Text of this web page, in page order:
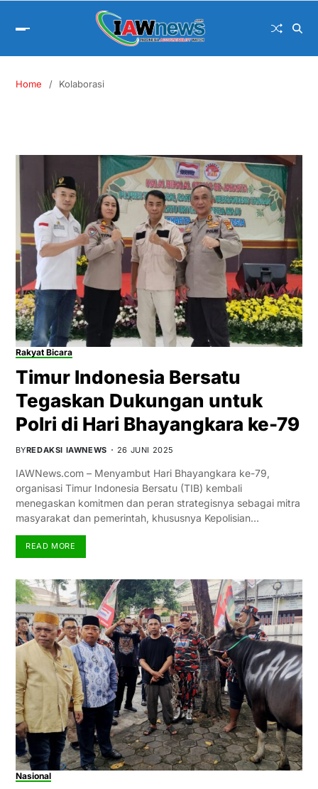
Home Kolaborasi
Rakyat Bicara
Timur Indonesia Bersatu
Tegaskan Dukungan untuk
Polri di Hari Bhayangkara ke-79
BYREDAKSI IAWNEWS 26 JUNI 2025
IAWNews.com – Menyambut Hari Bhayangkara ke-79,
organisasi Timur Indonesia Bersatu (TIB) kembali
menegaskan komitmen dan peran strategisnya sebagai mitra
masyarakat dan pemerintah, khususnya Kepolisian…
READ MORE
Nasional